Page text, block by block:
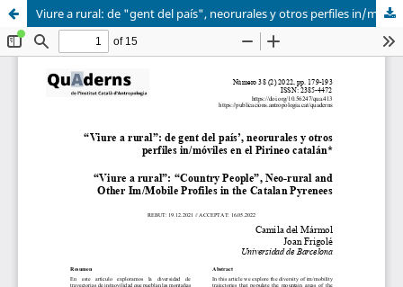
Viure a rural: de "gent del país", neorurales y otros perfiles in/móviles en el Pirineo catalán